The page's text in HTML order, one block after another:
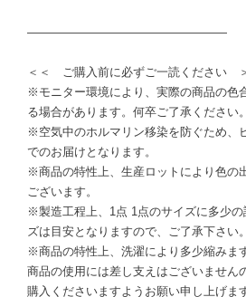
―――――――――――――――――
＜＜ ご購入前に必ずご一読ください
※モニター環境により、実際の商品の色
る場合があります。何卒ご了承ください。
※空気中のホルマリン移染を防ぐため、
でのお届けとなります。
※商品の特性上、生産ロットにより色の
ございます。
※製造工程上、1点 1点のサイズに多少の
ズは目安となりますので、ご了承下さい。
※商品の特性上、洗濯により多少縮みま
商品の使用には差し支えはございません
購入くださいますようお願い申し上げま